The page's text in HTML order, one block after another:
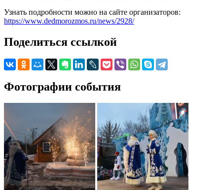
Узнать подробности можно на сайте организаторов:
https://www.dedmorozmos.ru/news/2928/
Поделиться ссылкой
Фотографии события